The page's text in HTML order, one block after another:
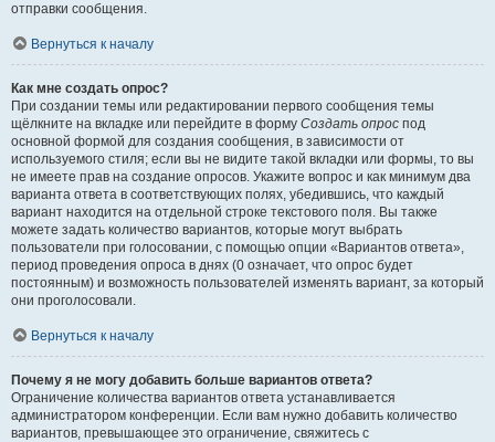
отправки сообщения.
Вернуться к началу
Как мне создать опрос?
При создании темы или редактировании первого сообщения темы
щёлкните на вкладке или перейдите в форму Создать опрос под
основной формой для создания сообщения, в зависимости от
используемого стиля; если вы не видите такой вкладки или формы, то вы
не имеете прав на создание опросов. Укажите вопрос и как минимум два
варианта ответа в соответствующих полях, убедившись, что каждый
вариант находится на отдельной строке текстового поля. Вы также
можете задать количество вариантов, которые могут выбрать
пользователи при голосовании, с помощью опции «Вариантов ответа»,
период проведения опроса в днях (0 означает, что опрос будет
постоянным) и возможность пользователей изменять вариант, за который
они проголосовали.
Вернуться к началу
Почему я не могу добавить больше вариантов ответа?
Ограничение количества вариантов ответа устанавливается
администратором конференции. Если вам нужно добавить количество
вариантов, превышающее это ограничение, свяжитесь с